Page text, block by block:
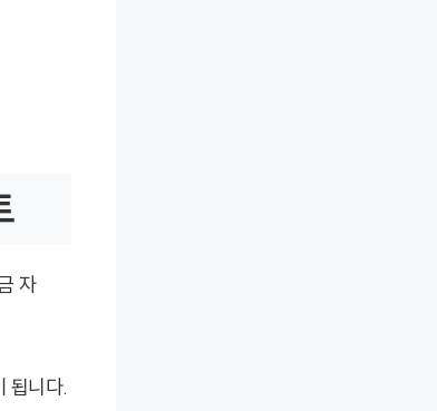
자
됩니다.